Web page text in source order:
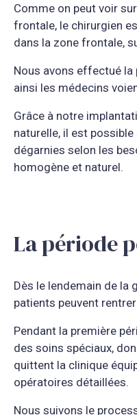
Comme on peut voir
frontale, le chirurgien
dans la zone frontale,
Nous avons effectué la
ainsi les médecins
Grâce à notre
naturelle, il est
dégarnies selon les
homogène et naturel.
La période
Dès le lendemain de la
patients peuvent
Pendant la première
des soins spéciaux,
quittent la clinique
opératoires détaillées.
Nous suivons le